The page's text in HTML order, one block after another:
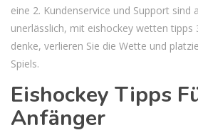
eine 2. Kundenservice und Support sind
unerlässlich, mit eishockey wetten tipps
denke, verlieren Sie die Wette und
Spiels.
Eishockey Tipps
Anfänger